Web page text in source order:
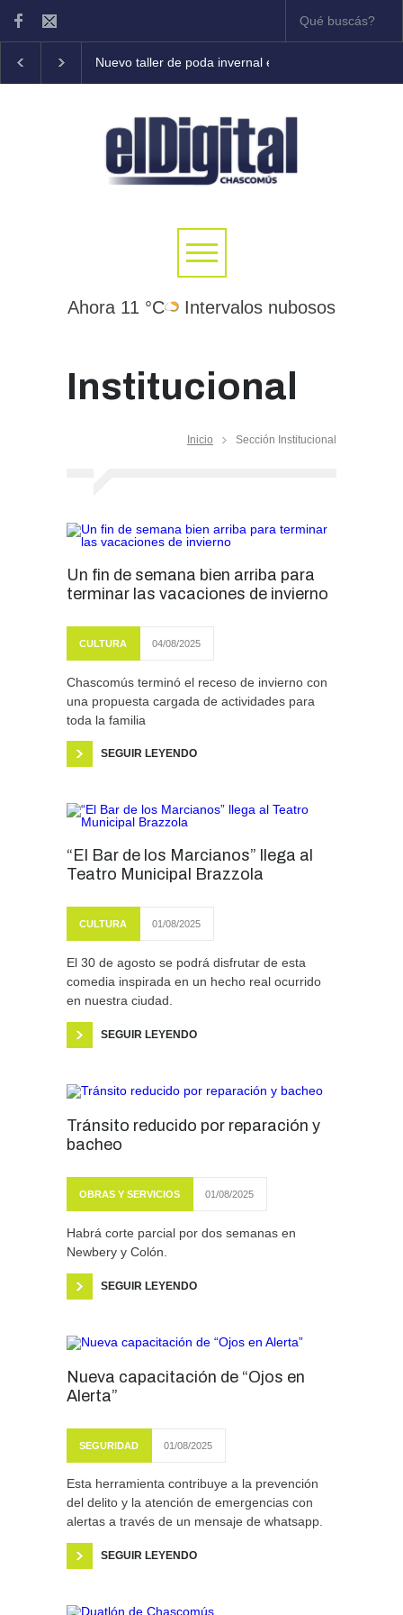
Nuevo taller de poda invernal en frutales
Ahora 11 °C Intervalos nubosos
Institucional
Inicio Sección Institucional
Un fin de semana bien arriba para
terminar las vacaciones de invierno
CULTURA 04/08/2025
Chascomús terminó el receso de invierno con
una propuesta cargada de actividades para
toda la familia
SEGUIR LEYENDO
“El Bar de los Marcianos” llega al
Teatro Municipal Brazzola
CULTURA 01/08/2025
El 30 de agosto se podrá disfrutar de esta
comedia inspirada en un hecho real ocurrido
en nuestra ciudad.
SEGUIR LEYENDO
Tránsito reducido por reparación y
bacheo
OBRAS Y SERVICIOS 01/08/2025
Habrá corte parcial por dos semanas en
Newbery y Colón.
SEGUIR LEYENDO
Nueva capacitación de “Ojos en
Alerta”
SEGURIDAD 01/08/2025
Esta herramienta contribuye a la prevención
del delito y la atención de emergencias con
alertas a través de un mensaje de whatsapp.
SEGUIR LEYENDO